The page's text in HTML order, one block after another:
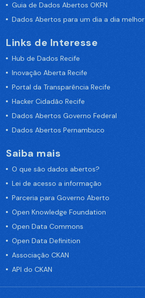
Guia de Dados Abertos OKFN
Dados Abertos para um dia a dia melhor
Links de Interesse
Hub de Dados Recife
Inovação Aberta Recife
Portal da Transparência Recife
Hacker Cidadão Recife
Dados Abertos Governo Federal
Dados Abertos Pernambuco
Saiba mais
O que são dados abertos?
Lei de acesso a informação
Parceria para Governo Aberto
Open Knowledge Foundation
Open Data Commons
Open Data Definition
Associação CKAN
API do CKAN